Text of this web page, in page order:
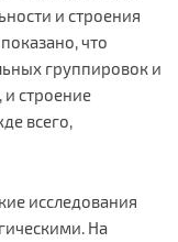
и строения
что
группировок и
и строение
всего,
исследования
На